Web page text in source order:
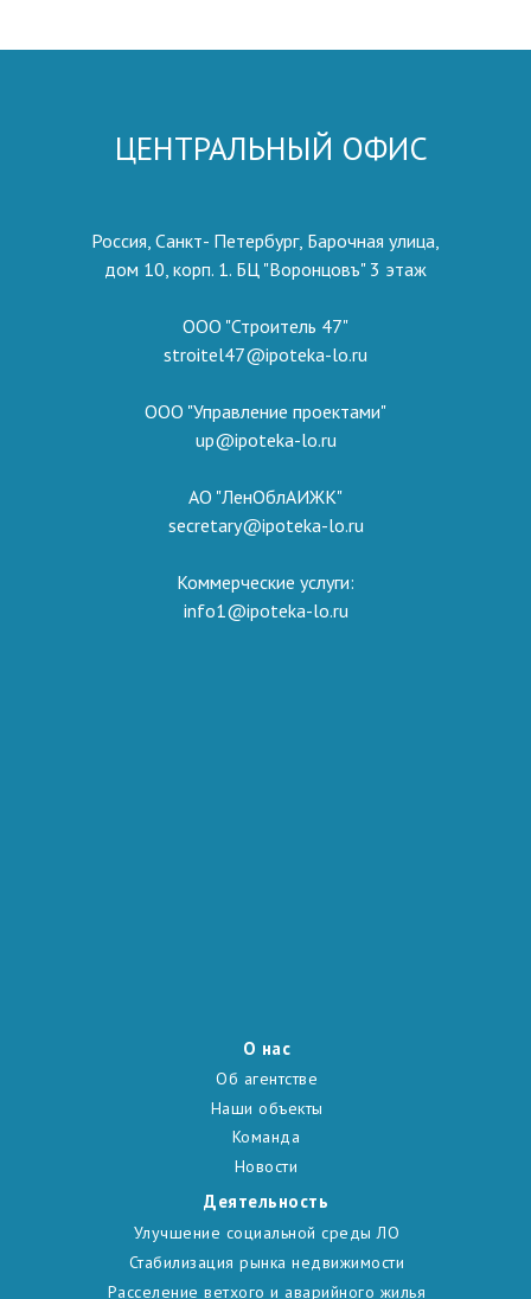
Россия, Санкт- Петербург, Барочная улица,
дом 10, корп. 1. БЦ "Воронцовъ" 3 этаж
ООО "Строитель 47"
stroitel47@ipoteka-lo.ru
ООО "Управление проектами"
up@ipoteka-lo.ru
АО "ЛенОблАИЖК"
secretary@ipoteka-lo.ru
Коммерческие услуги:
info1@ipoteka-lo.ru
ЦЕНТРАЛЬНЫЙ ОФИС
Улучшение социальной среды ЛО
Стабилизация рынка недвижимости
Расселение ветхого и аварийного жилья
Новости
Команда
Деятельность
О нас
Наши объекты
Об агентстве